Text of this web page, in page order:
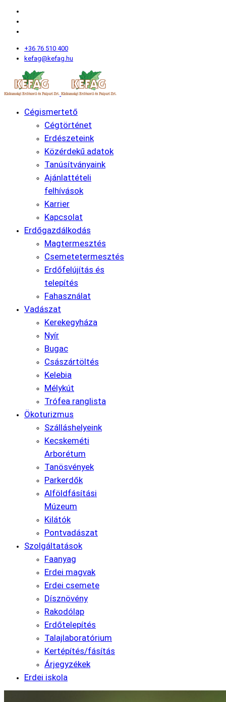
+36 76 510 400
kefag@kefag.hu
Cégismertető
Cégtörténet
Erdészeteink
Közérdekű adatok
Tanúsítványaink
Ajánlattételi
felhívások
Karrier
Kapcsolat
Erdőgazdálkodás
Magtermesztés
Csemetetermesztés
Erdőfelújítás és
telepítés
Fahasználat
Vadászat
Kerekegyháza
Nyír
Bugac
Császártöltés
Kelebia
Mélykút
Trófea ranglista
Ökoturizmus
Szálláshelyeink
Kecskeméti
Arborétum
Tanösvények
Parkerdők
Alföldfásítási
Múzeum
Kilátók
Pontvadászat
Szolgáltatások
Faanyag
Erdei magvak
Erdei csemete
Dísznövény
Rakodólap
Erdőtelepítés
Talajlaboratórium
Kertépítés/fásítás
Árjegyzékek
Erdei iskola